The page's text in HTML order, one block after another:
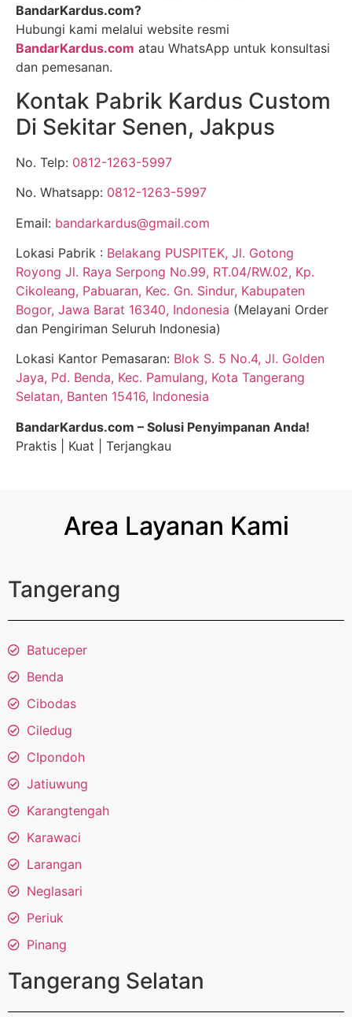
BandarKardus.com?
Hubungi kami melalui website resmi
BandarKardus.com atau WhatsApp untuk konsultasi
dan pemesanan.
Kontak Pabrik Kardus Custom
Di Sekitar Senen, Jakpus
No. Telp: 0812-1263-5997
No. Whatsapp: 0812-1263-5997
Email: bandarkardus@gmail.com
Lokasi Pabrik : Belakang PUSPITEK, Jl. Gotong
Royong Jl. Raya Serpong No.99, RT.04/RW.02, Kp.
Cikoleang, Pabuaran, Kec. Gn. Sindur, Kabupaten
Bogor, Jawa Barat 16340, Indonesia (Melayani Order
dan Pengiriman Seluruh Indonesia)
Lokasi Kantor Pemasaran: Blok S. 5 No.4, Jl. Golden
Jaya, Pd. Benda, Kec. Pamulang, Kota Tangerang
Selatan, Banten 15416, Indonesia
BandarKardus.com – Solusi Penyimpanan Anda!
Praktis | Kuat | Terjangkau
Area Layanan Kami
Tangerang
Batuceper
Benda
Cibodas
Ciledug
CIpondoh
Jatiuwung
Karangtengah
Karawaci
Larangan
Neglasari
Periuk
Pinang
Tangerang Selatan